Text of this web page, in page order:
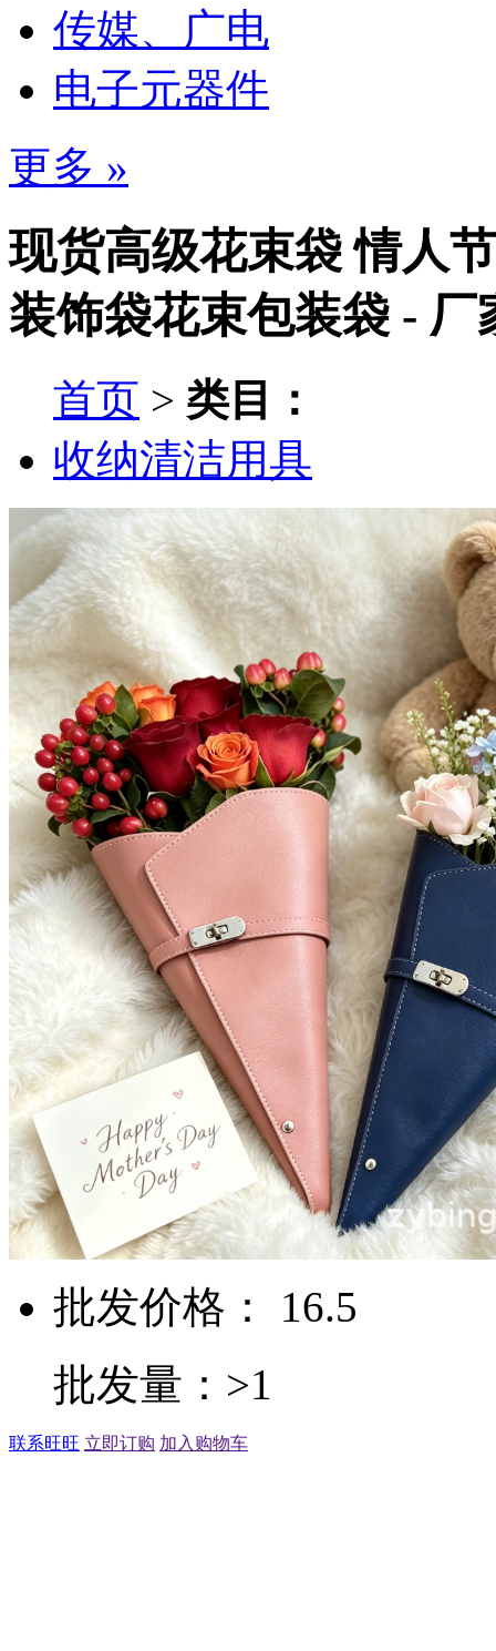
传媒、广电
电子元器件
更多 »
现货高级花束袋 情人
装饰袋花束包装袋 - 厂
首页 > 类目：
收纳清洁用具
批发价格： 16.5
批发量：>1
联系旺旺 立即订购 加入购物车